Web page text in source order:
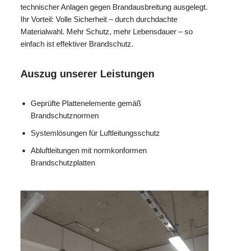
technischer Anlagen gegen Brandausbreitung ausgelegt.
Ihr Vorteil: Volle Sicherheit – durch durchdachte
Materialwahl. Mehr Schutz, mehr Lebensdauer – so
einfach ist effektiver Brandschutz.
Auszug unserer Leistungen
Geprüfte Plattenelemente gemäß
Brandschutznormen
Systemlösungen für Luftleitungsschutz
Abluftleitungen mit normkonformen
Brandschutzplatten